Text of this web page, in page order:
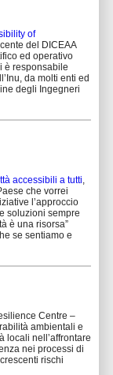
of
del DICEAA
ed operativo
è responsabile
da molti enti ed
degli Ingegneri
accessibili a tutti
che vorrei
l’approccio
soluzioni sempre
è una risorsa”
se sentiamo e
Centre –
ambientali e
locali nellʼaffrontare
nei processi di
rischi